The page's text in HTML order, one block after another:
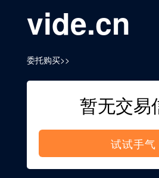
vide.cn
委托购买>>
暂无交易
试试手气